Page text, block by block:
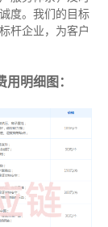
度。我们的目标
杆企业，为客户
明细图：